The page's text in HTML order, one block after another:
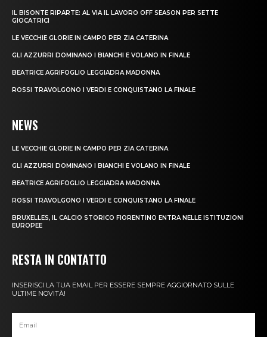
IL BISONTE RIPARTE: AL VIA IL LAVORO OFF SEASON PER SETTE
GIOCATRICI
LE VECCHIE GLORIE IN CAMPO PER ZIA CATERINA
GLI AZZURRI DOMINANO I BIANCHI E VOLANO IN FINALE
BEATRICE AGRIFOGLIO LEGGIADRA MADONNA
ROSSI TRAVOLGONO I VERDI E CONQUISTANO LA FINALE
NEWS
LE VECCHIE GLORIE IN CAMPO PER ZIA CATERINA
GLI AZZURRI DOMINANO I BIANCHI E VOLANO IN FINALE
BEATRICE AGRIFOGLIO LEGGIADRA MADONNA
ROSSI TRAVOLGONO I VERDI E CONQUISTANO LA FINALE
BRUXELLES, IL CALCIO STORICO FIORENTINO ENTRA NELLE ISTITUZIONI
EUROPEE
RESTA IN CONTATTO
INSERISCI LA TUA EMAIL PER ESSERE SEMPRE AGGIORNATO SULLE
ULTIME NOVITÀ!